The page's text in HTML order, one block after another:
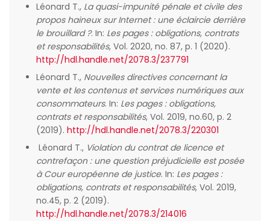
Léonard T., La quasi-impunité pénale et civile des
propos haineux sur Internet : une éclaircie derrière
le brouillard ?. In: Les pages : obligations, contrats
et responsabilités, Vol. 2020, no. 87, p. 1 (2020).
http://hdl.handle.net/2078.3/237791
Léonard T., Nouvelles directives concernant la
vente et les contenus et services numériques aux
consommateurs. In: Les pages : obligations,
contrats et responsabilités, Vol. 2019, no.60, p. 2
(2019). http://hdl.handle.net/2078.3/220301
Léonard T., Violation du contrat de licence et
contrefaçon : une question préjudicielle est posée
à Cour européenne de justice. In: Les pages :
obligations, contrats et responsabilités, Vol. 2019,
no.45, p. 2 (2019).
http://hdl.handle.net/2078.3/214016